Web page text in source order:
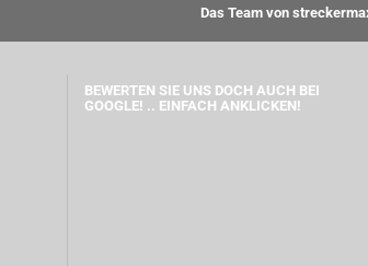
Das Team von
BEWERTEN SIE UNS DOCH AUCH BEI
GOOGLE! .. EINFACH ANKLICKEN!